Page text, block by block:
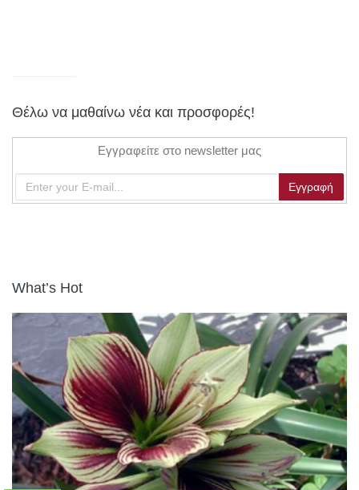
Θέλω να μαθαίνω νέα και προσφορές!
Εγγραφείτε στο newsletter μας
What’s Hot